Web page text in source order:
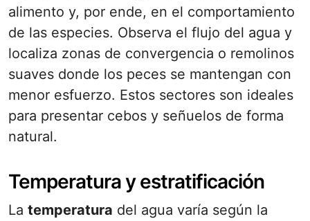
alimento y, por ende, en el comportamiento
de las especies. Observa el flujo del agua y
localiza zonas de convergencia o remolinos
suaves donde los peces se mantengan con
menor esfuerzo. Estos sectores son ideales
para presentar cebos y señuelos de forma
natural.
Temperatura y estratificación
La temperatura del agua varía según la